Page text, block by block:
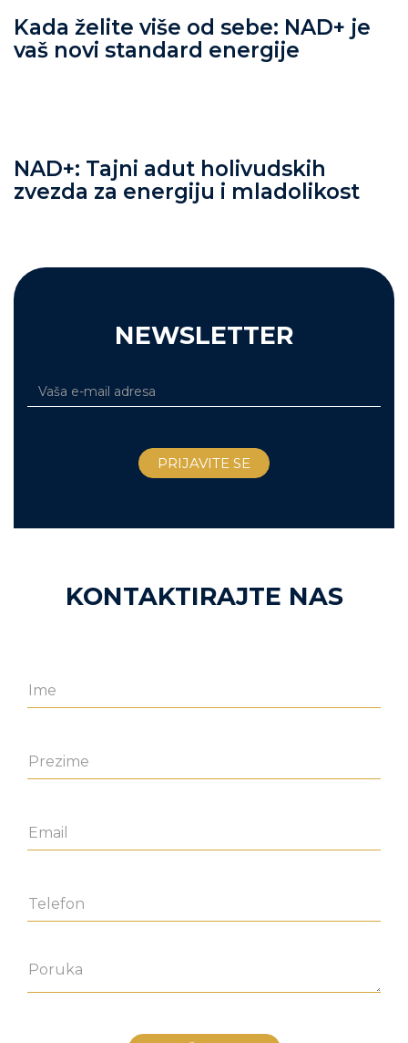
Kada želite više od sebe: NAD+ je
vaš novi standard energije
NAD+: Tajni adut holivudskih
zvezda za energiju i mladolikost
NEWSLETTER
KONTAKTIRAJTE NAS